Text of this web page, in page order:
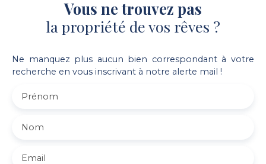
Vous ne trouvez pas
la propriété de vos rêves ?
Ne manquez plus aucun bien correspondant à votre
recherche en vous inscrivant à notre alerte mail !
Prénom
Nom
Email